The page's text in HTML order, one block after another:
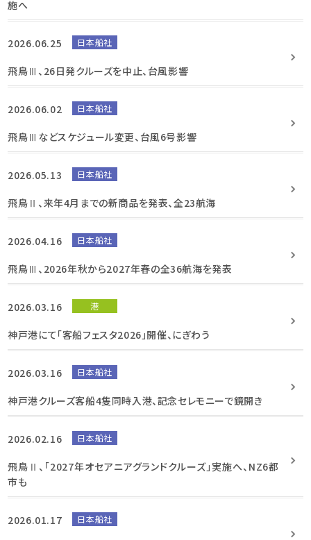
施へ
2026.06.25 日本船社
飛鳥Ⅲ、26日発クルーズを中止、台風影響
2026.06.02 日本船社
飛鳥Ⅲなどスケジュール変更、台風6号影響
2026.05.13 日本船社
飛鳥Ⅱ、来年4月までの新商品を発表、全23航海
2026.04.16 日本船社
飛鳥Ⅲ、2026年秋から2027年春の全36航海を発表
2026.03.16 港
神戸港にて「客船フェスタ2026」開催、にぎわう
2026.03.16 日本船社
神戸港クルーズ客船4隻同時入港、記念セレモニーで鏡開き
2026.02.16 日本船社
飛鳥Ⅱ、「2027年オセアニアグランドクルーズ」実施へ、NZ6都
市も
2026.01.17 日本船社